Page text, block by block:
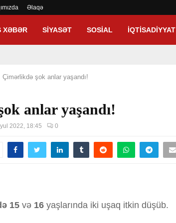
Əlaqə
XƏBƏR SIYASƏT SOSIAL İQTISADIYYAT
Çimərlikdə şok anlar yaşandı!
anlar yaşandı!
2022, 18:45 0
15 və 16 yaşlarında iki uşaq itkin düşüb.